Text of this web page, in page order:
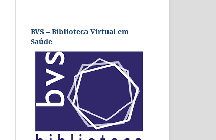
BVS – Biblioteca Virtual em
Saúde